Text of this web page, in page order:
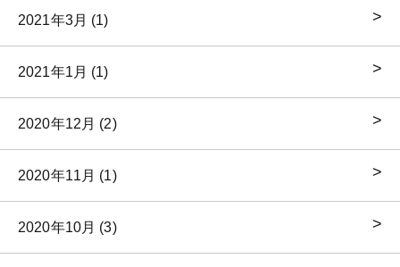
2021年3月 (1)
2021年1月 (1)
2020年12月 (2)
2020年11月 (1)
2020年10月 (3)